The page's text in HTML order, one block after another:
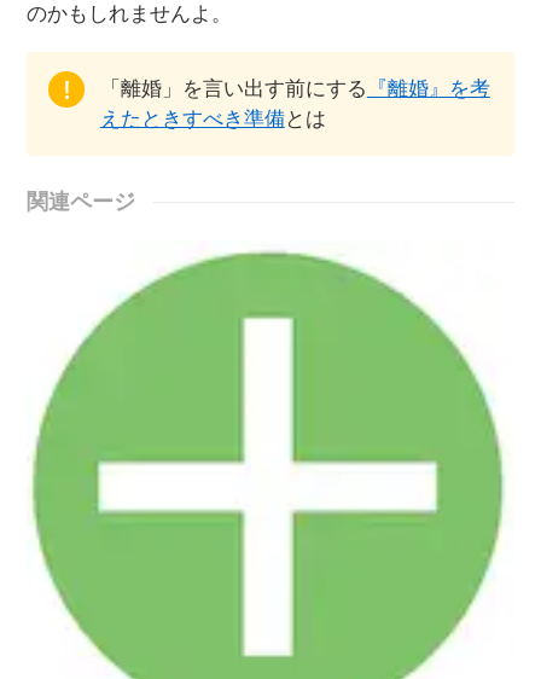
のかもしれませんよ。
「離婚」を言い出す前にする 『離婚』を考
えたときすべき準備とは
関連ページ